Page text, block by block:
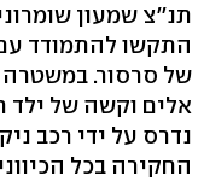
תנ''צ שמעון
התקשו להתמודד
של סרסור.
אלים וקשה של ילד
נדרס על ידי רכב
החקירה בכל